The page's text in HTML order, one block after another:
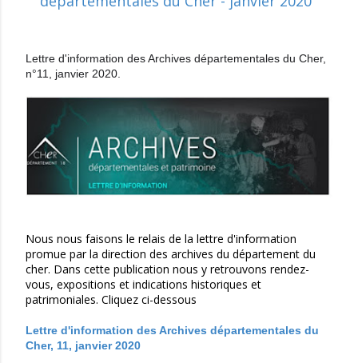
Lettre d'information des Archives départementales du Cher,
n°11, janvier 2020.
Nous nous faisons le relais de la lettre d'information
promue par la direction des archives du département du
cher. Dans cette publication nous y retrouvons rendez-
vous, expositions et indications historiques et
patrimoniales. Cliquez ci-dessous
Lettre d'information des Archives départementales du
Cher, 11, janvier 2020